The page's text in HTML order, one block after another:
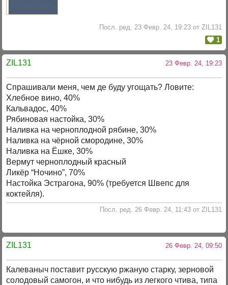
Посл. ред. 23 Февр. 24, 19:23 от ZIL131
1
ZIL131 23 Февр. 24, 19:23
Спрашивали меня, чем де буду угощать? Ловите:
Хлебное вино, 40%
Кальвадос, 40%
Рябиновая настойка, 30%
Наливка на черноплодной рябине, 30%
Наливка на чёрной смородине, 30%
Наливка на Ёшке, 30%
Вермут черноплодный красный
Ликёр “Ночино”, 70%
Настойка Эстрагона, 90% (требуется Швепс для
коктейля).
Посл. ред. 26 Февр. 24, 11:43 от ZIL131
ZIL131 26 Февр. 24, 09:50
Калеваныч поставит русскую ржаную старку, зерновой
солодовый самогон, и что нибудь из легкого чтива, типа